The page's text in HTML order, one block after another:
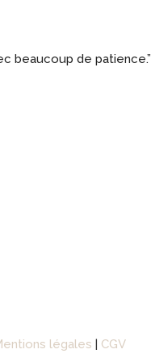
beaucoup de patience.”
légales | CGV